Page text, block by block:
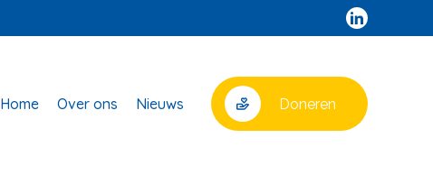
Home Over ons Nieuws Doneren